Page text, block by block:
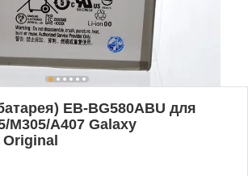
EB-BG580ABU для
M305/A407 Galaxy
Original